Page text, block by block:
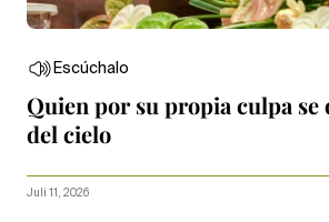
Escúchalo
Quien por su propia culpa se
del cielo
Juli 11, 2026